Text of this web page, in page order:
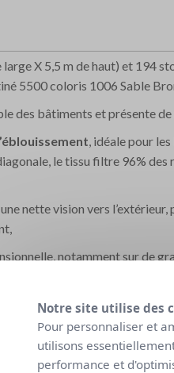
X 5,5 m de haut) et 194
5500 coloris 1006 Sable
des bâtiments et présente
, idéale pour
le tissu filtre 96%
nette vision vers
notamment sur de
Notre site utilise des
Pour personnaliser et
utilisons
performance et